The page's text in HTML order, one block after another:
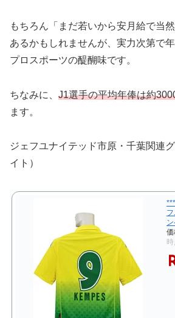
もちろん「まだ若いから安月給で当
あるかもしれませんが、実力次第で
プロスポーツの醍醐味です。
ちなみに、 J1選手の平均年俸は約
ます。
ジェフユナイテッド市原・千葉関連
イト）